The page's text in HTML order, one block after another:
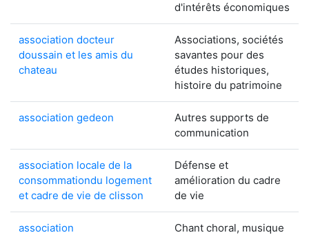
d'intérêts économiques
association docteur
doussain et les amis du
chateau
Associations, sociétés
savantes pour des
études historiques,
histoire du patrimoine
association gedeon
Autres supports de
communication
association locale de la
consommationdu logement
et cadre de vie de clisson
Défense et
amélioration du cadre
de vie
association
Chant choral, musique